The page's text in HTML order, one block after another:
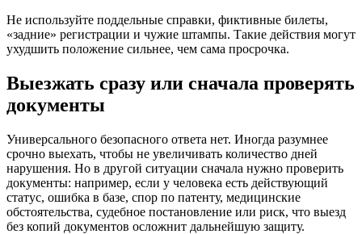
Не используйте поддельные справки, фиктивные билеты,
«задние» регистрации и чужие штампы. Такие действия могут
ухудшить положение сильнее, чем сама просрочка.
Выезжать сразу или сначала проверять
документы
Универсального безопасного ответа нет. Иногда разумнее
срочно выехать, чтобы не увеличивать количество дней
нарушения. Но в другой ситуации сначала нужно проверить
документы: например, если у человека есть действующий
статус, ошибка в базе, спор по патенту, медицинские
обстоятельства, судебное постановление или риск, что выезд
без копий документов осложнит дальнейшую защиту.